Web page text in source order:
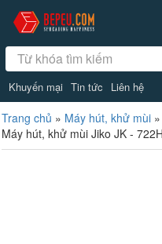
Khuyến mại Tin tức Liên hệ
Trang chủ » Máy hút, khử mùi »
Máy hút, khử mùi Jiko JK - 722H